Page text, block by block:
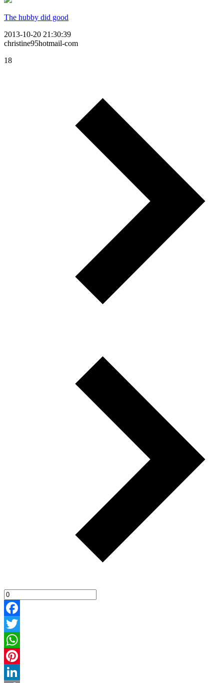
The hubby did good
2013-10-20 21:30:39
christine95hotmail-com
18
Facebook
Twitter
WhatsApp
Pinterest